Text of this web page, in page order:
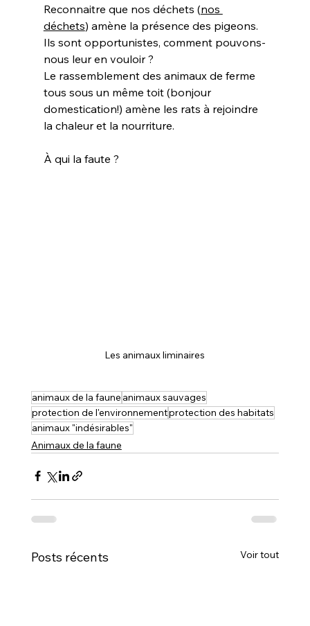
Reconnaitre que nos déchets (nos
déchets) amène la présence des pigeons.
Ils sont opportunistes, comment pouvons-
nous leur en vouloir ?
Le rassemblement des animaux de ferme
tous sous un même toit (bonjour
domestication!) amène les rats à rejoindre
la chaleur et la nourriture.
À qui la faute ?
Les animaux liminaires
animaux de la faune animaux sauvages
protection de l'environnementprotection des habitats
animaux "indésirables"
Animaux de la faune
Posts récents Voir tout